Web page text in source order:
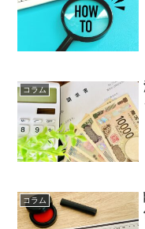
コラム
コラム